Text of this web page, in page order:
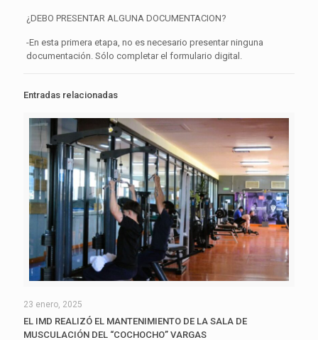
¿DEBO PRESENTAR ALGUNA DOCUMENTACION?
-En esta primera etapa, no es necesario presentar ninguna
documentación. Sólo completar el formulario digital.
Entradas relacionadas
23 enero, 2025
EL IMD REALIZÓ EL MANTENIMIENTO DE LA SALA DE
MUSCULACIÓN DEL “COCHOCHO” VARGAS